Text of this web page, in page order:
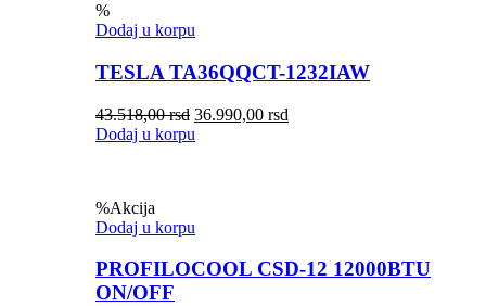
%
Dodaj u korpu
TESLA TA36QQCT-1232IAW
43.518,00rsd 36.990,00 rsd
Dodaj u korpu
%Akcija
Dodaj u korpu
PROFILOCOOL CSD-12 12000BTU
ON/OFF